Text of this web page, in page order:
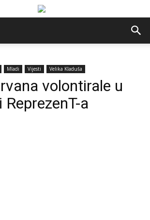
Mladi Vijesti Velika Kladuša
volontirale u
ReprezenT-a